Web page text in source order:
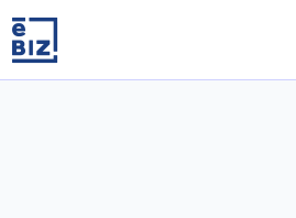
content